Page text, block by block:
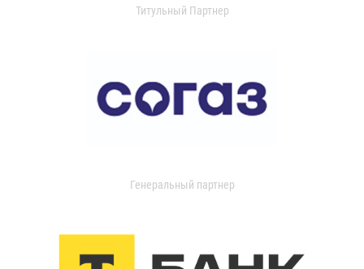
Титульный Партнер
Генеральный партнер